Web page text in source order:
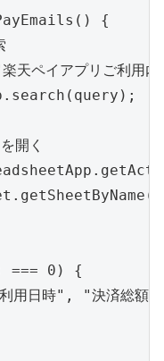
{
ペイアプリご利用内
開く
=== 0) {
日時", "決済総額